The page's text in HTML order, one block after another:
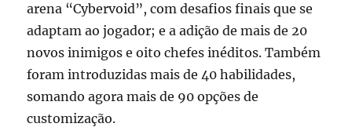
arena “Cybervoid”, com desafios finais que se
adaptam ao jogador; e a adição de mais de 20
novos inimigos e oito chefes inéditos. Também
foram introduzidas mais de 40 habilidades,
somando agora mais de 90 opções de
customização.